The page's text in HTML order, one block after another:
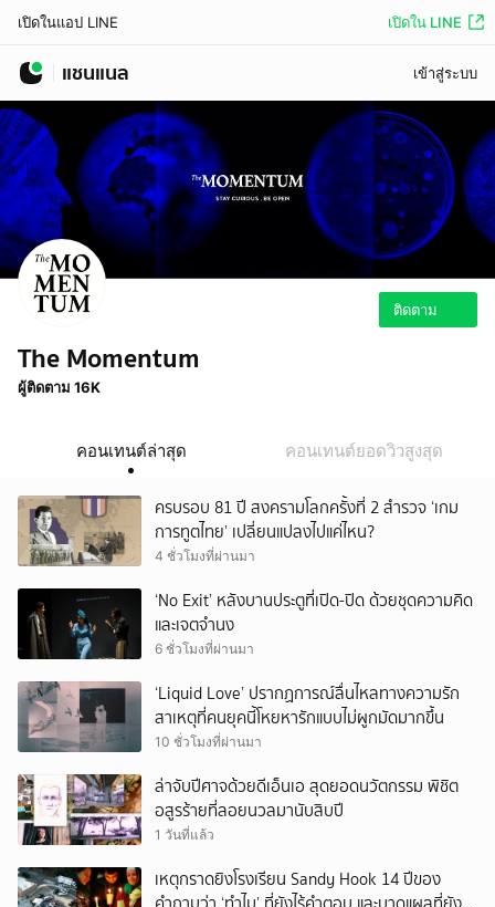
เปิดในแอป LINE เปิดใน LINE
แชนแนล เข้าสู่ระบบ
ติดตาม
The Momentum
ผู้ติดตาม 16K
คอนเทนต์ล่าสุด คอนเทนต์ยอดวิวสูงสุด
ครบรอบ 81 ปี สงครามโลกครั้งที่ 2 สำรวจ ‘เกม
การทูตไทย’ เปลี่ยนแปลงไปแค่ไหน?
4 ชั่วโมงที่ผ่านมา
‘No Exit’ หลังบานประตูที่เปิด-ปิด ด้วยชุดความคิด
และเจตจำนง
6 ชั่วโมงที่ผ่านมา
‘Liquid Love’ ปรากฏการณ์ลื่นไหลทางความรัก
สาเหตุที่คนยุคนี้โหยหารักแบบไม่ผูกมัดมากขึ้น
10 ชั่วโมงที่ผ่านมา
ล่าจับปีศาจด้วยดีเอ็นเอ สุดยอดนวัตกรรม พิชิต
อสูรร้ายที่ลอยนวลมานับสิบปี
1 วันที่แล้ว
เหตุกราดยิงโรงเรียน Sandy Hook 14 ปีของ